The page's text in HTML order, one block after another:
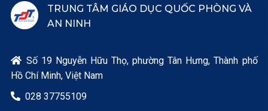
TRUNG TÂM GIÁO DỤC QUỐC PHÒNG VÀ
AN NINH
 Số 19 Nguyễn Hữu Thọ, phường Tân Hưng, Thành phố
Hồ Chí Minh, Việt Nam
 028 37755109